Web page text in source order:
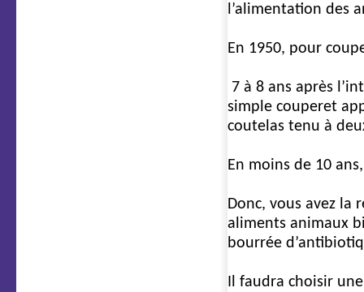
l’alimentation des
En 1950, pour
7 à 8 ans après
simple couperet
coutelas tenu à
En moins de 10
Donc, vous avez la
aliments animaux
bourrée
Il faudra choisir